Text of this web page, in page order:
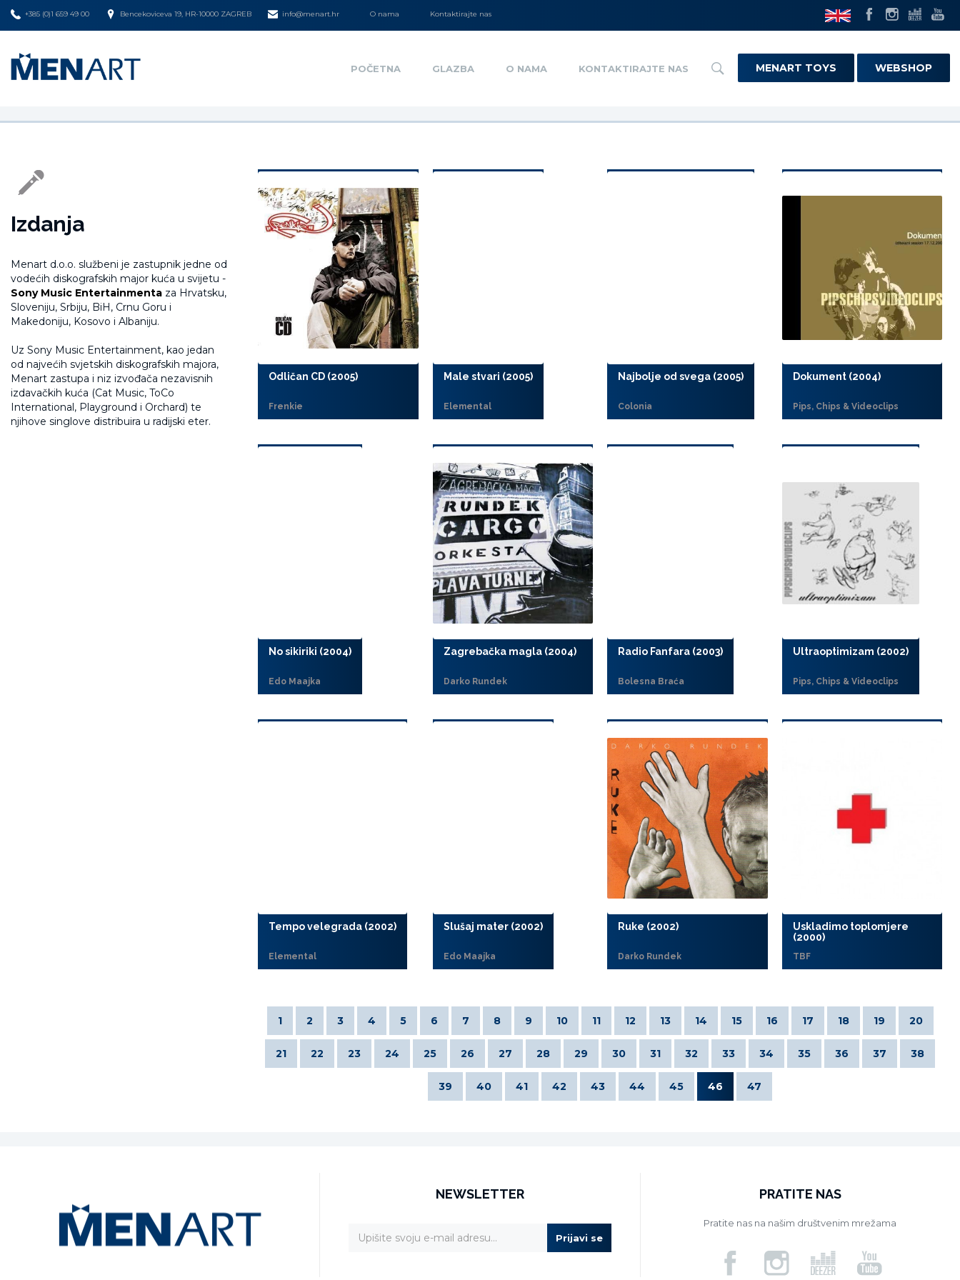
+385 (0)1 659 49 00 Bencekoviceva 19, HR-10000 ZAGREB info@menart.hr O nama Kontaktirajte nas
POČETNA GLAZBA O NAMA KONTAKTIRAJTE NAS MENART TOYS WEBSHOP
Izdanja
Menart d.o.o. službeni je zastupnik jedne od
vodećih diskografskih major kuća u svijetu -
Sony Music Entertainmenta za Hrvatsku,
Sloveniju, Srbiju, BiH, Crnu Goru i
Makedoniju, Kosovo i Albaniju.
Uz Sony Music Entertainment, kao jedan
od najvećih svjetskih diskografskih majora,
Menart zastupa i niz izvođača nezavisnih
izdavačkih kuća (Cat Music, ToCo
International, Playground i Orchard) te
njihove singlove distribuira u radijski eter.
Odličan CD (2005)
Frenkie
Male stvari (2005)
Elemental
Najbolje od svega (2005)
Colonia
Dokument (2004)
Pips, Chips & Videoclips
No sikiriki (2004)
Edo Maajka
Zagrebačka magla (2004)
Darko Rundek
Radio Fanfara (2003)
Bolesna Braća
Ultraoptimizam (2002)
Pips, Chips & Videoclips
Tempo velegrada (2002)
Elemental
Slušaj mater (2002)
Edo Maajka
Ruke (2002)
Darko Rundek
Uskladimo toplomjere
(2000)
TBF
1 2 3 4 5 6 7 8 9 10 11 12 13 14 15 16 17 18 19 20
21 22 23 24 25 26 27 28 29 30 31 32 33 34 35 36 37 38
39 40 41 42 43 44 45 46 47
NEWSLETTER
Prijavi se
PRATITE NAS
Pratite nas na našim društvenim mrežama